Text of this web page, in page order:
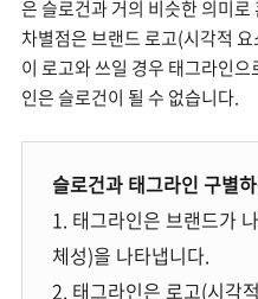
은 슬로건과 거의 비슷한 의미
차별점은 브랜드 로고(시각적
이 로고와 쓰일 경우 태그라인
인은 슬로건이 될 수 없습니다.
슬로건과 태그라인 구별
1. 태그라인은 브랜드가
체성)을 나타냅니다.
2. 태그라인은 로고(시각